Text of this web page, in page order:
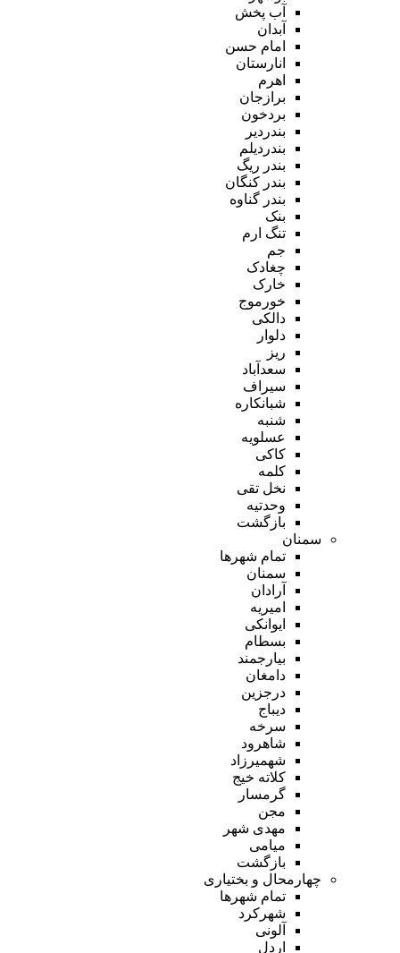
آب پخش
آبدان
امام حسن
انارستان
اهرم
برازجان
بردخون
بندردیر
بندردیلم
بندر ریگ
بندر کنگان
بندر گناوه
بنک
تنگ ارم
جم
چغادک
خارک
خورموج
دالکی
دلوار
ریز
سعدآباد
سیراف
شبانکاره
شنبه
عسلویه
کاکی
کلمه
نخل تقی
وحدتیه
بازگشت
سمنان
تمام شهر‌ها
سمنان
آرادان
امیریه
ایوانکی
بسطام
بیارجمند
دامغان
درجزین
دیباج
سرخه
شاهرود
شهمیرزاد
کلاته خیج
گرمسار
مجن
مهدی شهر
میامی
بازگشت
چهارمحال و بختیاری
تمام شهر‌ها
شهرکرد
آلونی
اردل